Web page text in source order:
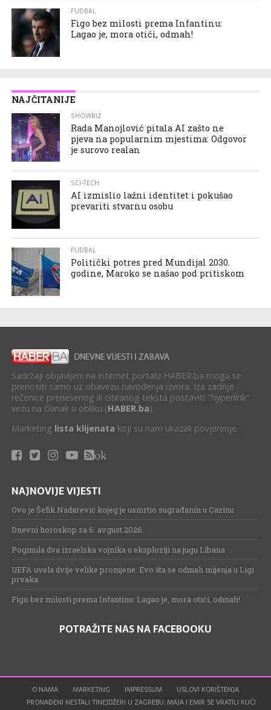
FUDBAL
Figo bez milosti prema Infantinu:
Lagao je, mora otići, odmah!
NAJČITANIJE
SHOWBIZ
Rada Manojlović pitala AI zašto ne
pjeva na popularnim mjestima: Odgovor
je surovo realan
SCI-TECH
AI izmislio lažni identitet i pokušao
prevariti stvarnu osobu
FUDBAL
Politički potres pred Mundijal 2030.
godine, Maroko se našao pod pritiskom
Sadržaji objavljeni na internet portalu HABER.ba mogu se
prenositi samo uz obavezu navođenja izvora. Iza zadnje
rečenice prenesenog ili citiranog teksta postaviti "hyperlink"
vezu na članak u obliku (HABER.ba).
Marketing lista klijenata koji su nam ukazali povjerenje.
ok
NAJNOVIJE VIJESTI
Ovo je Šefik Nadarević kojeg je usmrtio sugrađanin u Cazinu
Dnevni horoskop za 6. avgust.2026.
Poginula dva izraelska vojnika u eksploziji na jugu Libana
UEFA uvela dvije velike promjene: Evo šta se odmah mijenja u Ligi
prvaka
Figo bez milosti prema Infantinu: Lagao je, mora otići, odmah!
POTRAŽITE NAS NA FACEBOOKU
O NAMA MARKETING IMPRESSUM
USLOVI KORIŠTENJA
PRONAĐENI NESTALI TINEJDŽERI U ZAGREBU: MAJA I EMIR SE VRATILI KUĆI